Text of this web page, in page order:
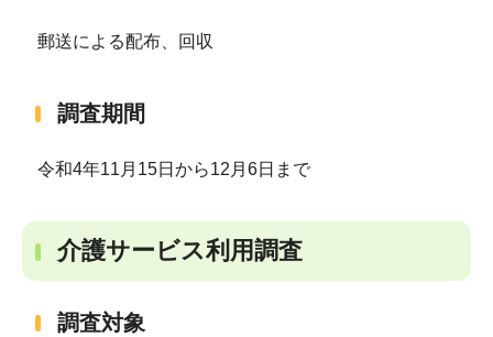
郵送による配布、回収
調査期間
令和4年11月15日から12月6日まで
介護サービス利用調査
調査対象